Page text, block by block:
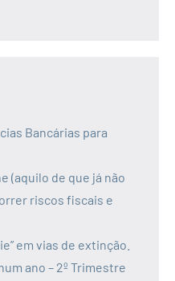
Bancárias para
(aquilo de que já não
riscos fiscais e
em vias de extinção.
ano – 2º Trimestre